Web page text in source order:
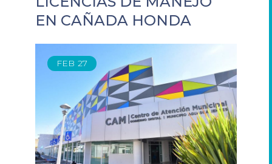
EN CAÑADA HONDA
FEB 27